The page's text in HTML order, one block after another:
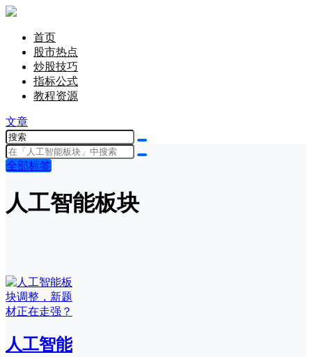
首页
股市热点
炒股技巧
指标公式
教程资源
文章
全部标签
人工智能板块
人工智能